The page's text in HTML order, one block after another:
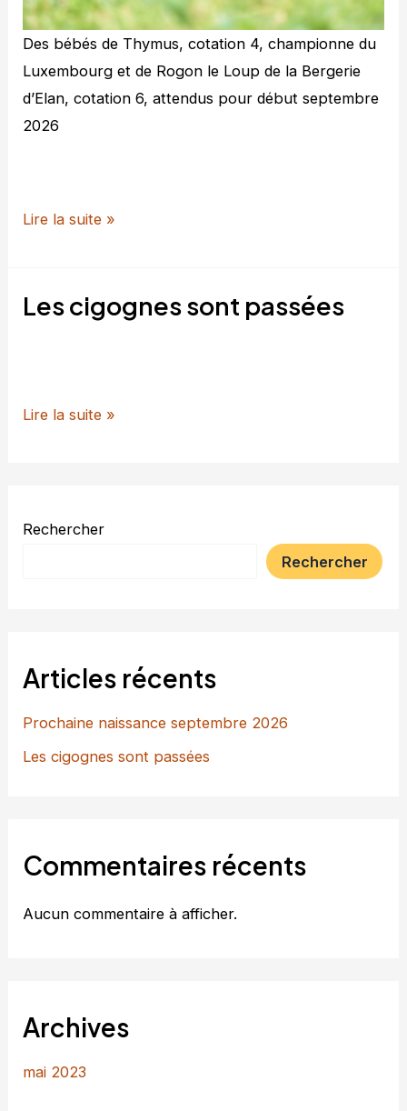
Des bébés de Thymus, cotation 4, championne du
Luxembourg et de Rogon le Loup de la Bergerie
d’Elan, cotation 6, attendus pour début septembre
2026
Prochaine
2026
Lire la suite »
Les cigognes sont passées
Les
Lire la suite »
Rechercher
Rechercher
Articles récents
Prochaine naissance septembre 2026
Les cigognes sont passées
Commentaires récents
Aucun commentaire à afficher.
Archives
mai 2023